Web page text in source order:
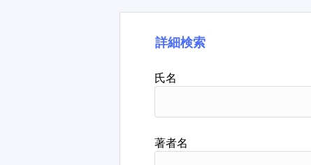
詳細検索
氏名
著者名